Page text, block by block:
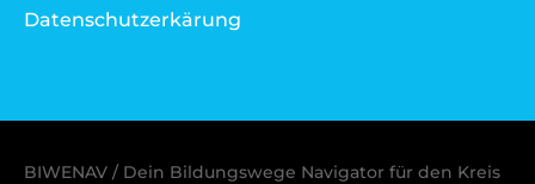
Datenschutzerkärung
BIWENAV / Dein Bildungswege Navigator für den Kreis